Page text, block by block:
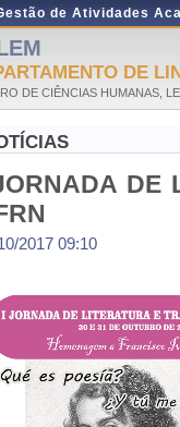
de Atividades
DE
DE CIÊNCIAS HUMANAS,
DE
2017 09:10